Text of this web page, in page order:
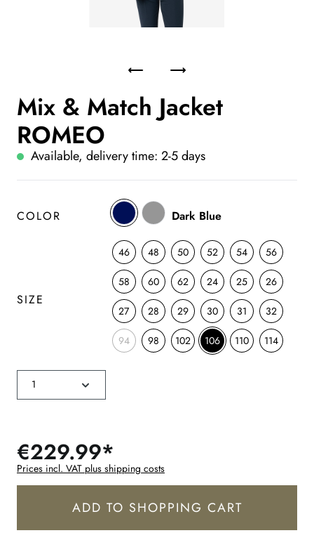
Mix & Match Jacket
ROMEO
Available, delivery time: 2-5 days
COLOR Dark Blue
SIZE
46 48 50 52 54 56
58 60 62 24 25 26
27 28 29 30 31 32
94 98 102 106 110 114
€229.99*
Prices incl. VAT plus shipping costs
ADD TO SHOPPING CART